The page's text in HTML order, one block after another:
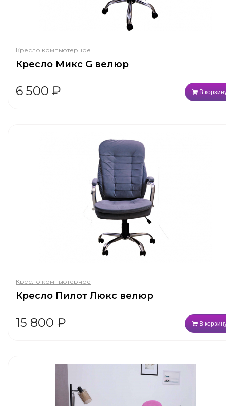
Кресло компьютерное
Кресло Микс G велюр
6 500 ₽ В
Кресло компьютерное
Кресло Пилот Люкс велюр
15 800 ₽ В